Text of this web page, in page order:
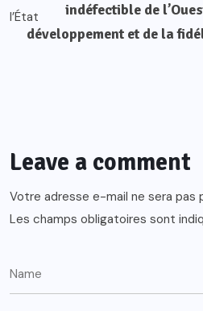
indéfectible de
développement et de la
Leave a comment
Votre adresse e-mail ne sera pas
Les champs obligatoires sont